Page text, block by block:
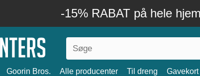
-15% RABAT på hele
Goorin Bros. Alle producenter Til dreng Gavekort